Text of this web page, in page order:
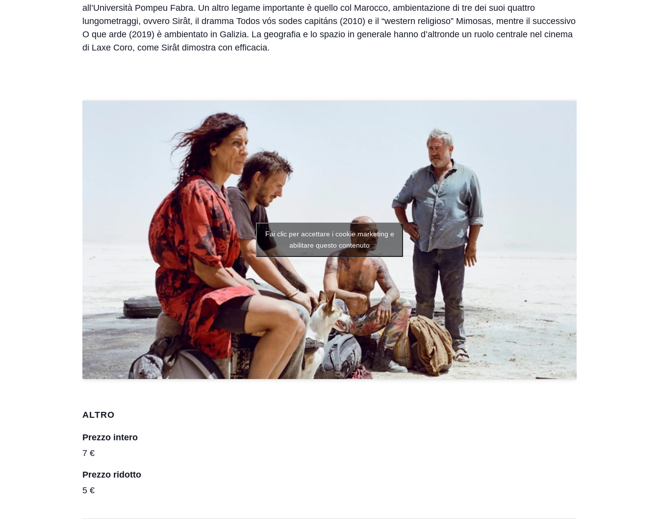
all’Università Pompeu Fabra. Un altro legame importante è quello col Marocco, ambientazione di tre dei suoi quattro
lungometraggi, ovvero Sirât, il dramma Todos vós sodes capitáns (2010) e il “western religioso” Mimosas, mentre il successivo
O que arde (2019) è ambientato in Galizia. La geografia e lo spazio in generale hanno d’altronde un ruolo centrale nel cinema
di Laxe Coro, come Sirât dimostra con efficacia.
Fai clic per accettare i cookie marketing e
abilitare questo contenuto
ALTRO
Prezzo intero
7 €
Prezzo ridotto
5 €